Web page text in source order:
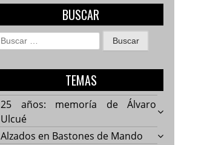
BUSCAR
Buscar:
TEMAS
25 años: memoría de Álvaro
Ulcué
Alzados en Bastones de Mando